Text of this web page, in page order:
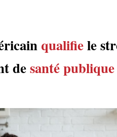
qualifiele
desanté publique